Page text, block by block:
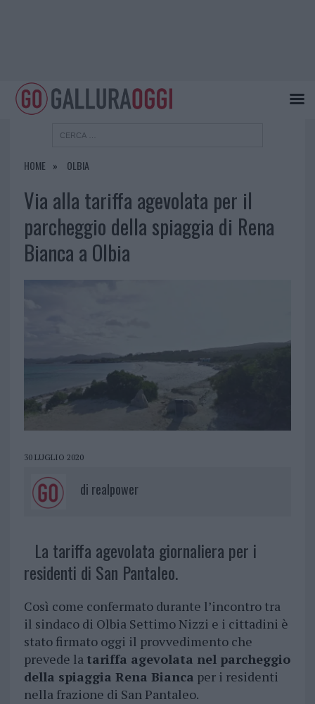
HOME OLBIA
Via alla tariffa agevolata per il
parcheggio della spiaggia di Rena
Bianca a Olbia
30 LUGLIO 2020
di realpower
La tariffa agevolata giornaliera per i
residenti di San Pantaleo.
Così come confermato durante l’incontro tra
il sindaco di Olbia Settimo Nizzi e i cittadini è
stato firmato oggi il provvedimento che
prevede la tariffa agevolata nel parcheggio
della spiaggia Rena Bianca per i residenti
nella frazione di San Pantaleo.